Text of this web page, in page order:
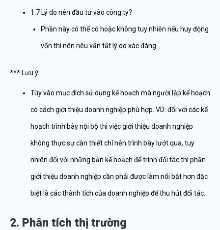
1.7 Lý do nên đầu tư vào công ty?
Phần này có thể có hoặc không tuy nhiên nếu huy động
vốn thì nên nêu vắn tắt lý do xác đáng.
*** Lưu ý:
Tùy vào mục đích sử dụng kế hoạch mà người lập kế hoạch
có cách giới thiệu doanh nghiệp phù hợp. VD: đối với các kế
hoạch trình bày nội bộ thì việc giới thiệu doanh nghiệp
không thực sự cần thiết chỉ nên trình bày lướt qua, tuy
nhiên đối với những bản kế hoạch để trình đối tác thì phần
giới thiệu doanh nghiệp cần phải được làm nổi bật hơn đặc
biệt là các thành tích của doanh nghiệp để thu hút đối tác.
2. Phân tích thị trường